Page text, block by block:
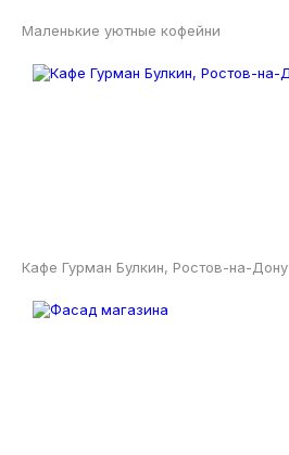
Маленькие уютные кофейни
Кафе Гурман Булкин, Ростов-на-Дону